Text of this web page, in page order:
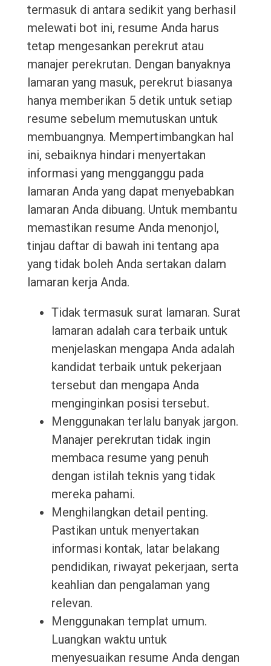
termasuk di antara sedikit yang berhasil
melewati bot ini, resume Anda harus
tetap mengesankan perekrut atau
manajer perekrutan. Dengan banyaknya
lamaran yang masuk, perekrut biasanya
hanya memberikan 5 detik untuk setiap
resume sebelum memutuskan untuk
membuangnya. Mempertimbangkan hal
ini, sebaiknya hindari menyertakan
informasi yang mengganggu pada
lamaran Anda yang dapat menyebabkan
lamaran Anda dibuang. Untuk membantu
memastikan resume Anda menonjol,
tinjau daftar di bawah ini tentang apa
yang tidak boleh Anda sertakan dalam
lamaran kerja Anda.
Tidak termasuk surat lamaran. Surat
lamaran adalah cara terbaik untuk
menjelaskan mengapa Anda adalah
kandidat terbaik untuk pekerjaan
tersebut dan mengapa Anda
menginginkan posisi tersebut.
Menggunakan terlalu banyak jargon.
Manajer perekrutan tidak ingin
membaca resume yang penuh
dengan istilah teknis yang tidak
mereka pahami.
Menghilangkan detail penting.
Pastikan untuk menyertakan
informasi kontak, latar belakang
pendidikan, riwayat pekerjaan, serta
keahlian dan pengalaman yang
relevan.
Menggunakan templat umum.
Luangkan waktu untuk
menyesuaikan resume Anda dengan